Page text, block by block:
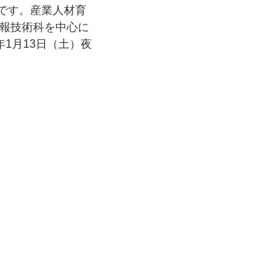
す。産業人材育
技術科を中心に
1月13日（土）夜